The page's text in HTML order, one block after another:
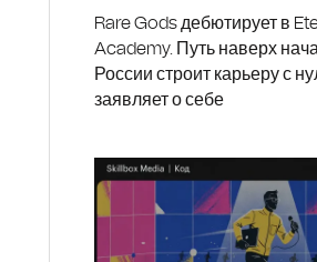
Rare Gods дебютирует в
Academy. Путь наверх
России строит карьеру с
заявляет о себе